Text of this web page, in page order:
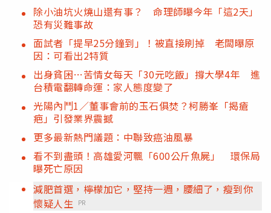
除小油坑火燒山還有事？ 命理師曝今年「這2天」
恐有災難事故
面試者「提早25分鐘到」！被直接刷掉 老闆曝原
因：可看出2特質
出身貧困…苦情女每天「30元吃飯」撐大學4年 進
台積電翻轉命運：家人態度變了
光陽內鬥1／董事會前的玉石俱焚？柯勝峯「揭瘡
疤」引發業界震撼
更多最新熱門議題：中聯致癌油風暴
看不到盡頭！高雄愛河飄「600公斤魚屍」 環保局
曝死亡原因
減肥首選，檸檬加它，堅持一週，腰細了，瘦到你
懷疑人生 PR